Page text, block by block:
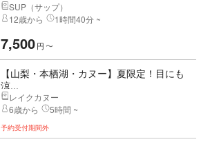
SUP（サップ）
12歳から
1時間40分 ~
7,500円 〜
【山梨・本栖湖・カヌー】夏限定！目にも
涼...
レイクカヌー
6歳から
5時間 ~
予約受付期間外